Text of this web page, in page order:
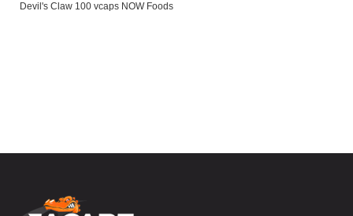
Devil's Claw 100 vcaps NOW Foods